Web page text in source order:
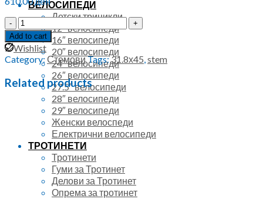
ВЕЛОСИПЕДИ
Детски трицикли
12″ велосипеди
16″ велосипеди
20″ велосипеди
24″ велосипеди
26″ велосипеди
27.5″ велосипеди
28″ велосипеди
29″ велосипеди
Женски велоспеди
Електрични велосипеди
ТРОТИНЕТИ
Тротинети
Гуми за Тротинет
Делови за Тротинет
Опрема за тротинет
Стем
31.8
x
40
плав
quantity
Add to cart
Wishlist
Category: СтемовиTags:31.8х45,stem
Related products